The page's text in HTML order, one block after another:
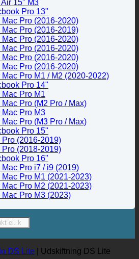
15" M3
Pro 13"
Pro (2016-2020)
Pro (2016-2019)
Pro (2016-2020)
Pro (2016-2020)
Pro (2016-2020)
Pro (2016-2020)
Pro M1 / M2 (2020-2022)
Pro 14"
Pro M1
Pro (M2 Pro / Max)
Pro M3
Pro (M3 Pro / Max)
Pro 15"
(2016-2019)
(2018-2019)
Pro 16"
Pro i7 / i9 (2019)
Pro M1 (2021-2023)
Pro M2 (2021-2023)
Pro M3 (2023)
DS Lite
Udskiftning DS Lite